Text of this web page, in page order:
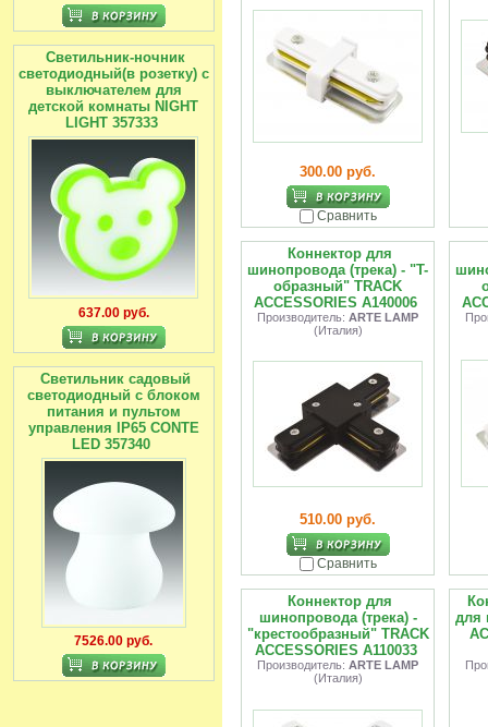
Светильник-ночник
светодиодный(в розетку) с
выключателем для
детской комнаты NIGHT
LIGHT 357333
637.00 руб.
Светильник садовый
светодиодный с блоком
питания и пультом
управления IP65 CONTE
LED 357340
7526.00 руб.
300.00 руб.
Сравнить
Коннектор для
шинопровода (трека) - "T-
образный" TRACK
ACCESSORIES A140006
Производитель:ARTE LAMP
(Италия)
510.00 руб.
Сравнить
Коннектор для
шинопровода (трека) -
"крестообразный" TRACK
ACCESSORIES A110033
Производитель:ARTE LAMP
(Италия)
для